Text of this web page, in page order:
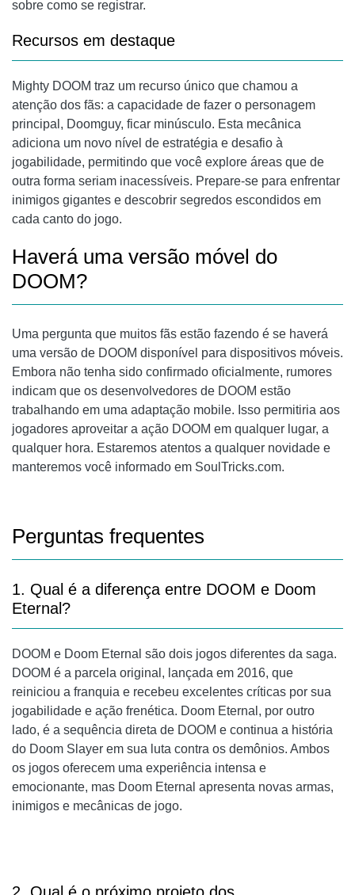
sobre como se registrar.
Recursos em destaque
Mighty DOOM traz um recurso único que chamou a
atenção dos fãs: a capacidade de fazer o personagem
principal, Doomguy, ficar minúsculo. Esta mecânica
adiciona um novo nível de estratégia e desafio à
jogabilidade, permitindo que você explore áreas que de
outra forma seriam inacessíveis. Prepare-se para enfrentar
inimigos gigantes e descobrir segredos escondidos em
cada canto do jogo.
Haverá uma versão móvel do
DOOM?
Uma pergunta que muitos fãs estão fazendo é se haverá
uma versão de DOOM disponível para dispositivos móveis.
Embora não tenha sido confirmado oficialmente, rumores
indicam que os desenvolvedores de DOOM estão
trabalhando em uma adaptação mobile. Isso permitiria aos
jogadores aproveitar a ação DOOM em qualquer lugar, a
qualquer hora. Estaremos atentos a qualquer novidade e
manteremos você informado em SoulTricks.com.
Perguntas frequentes
1. Qual é a diferença entre DOOM e Doom
Eternal?
DOOM e Doom Eternal são dois jogos diferentes da saga.
DOOM é a parcela original, lançada em 2016, que
reiniciou a franquia e recebeu excelentes críticas por sua
jogabilidade e ação frenética. Doom Eternal, por outro
lado, é a sequência direta de DOOM e continua a história
do Doom Slayer em sua luta contra os demônios. Ambos
os jogos oferecem uma experiência intensa e
emocionante, mas Doom Eternal apresenta novas armas,
inimigos e mecânicas de jogo.